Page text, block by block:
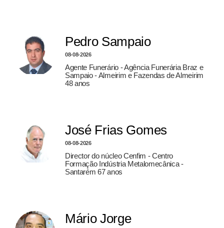
Pedro Sampaio
08-08-2026
Agente Funerário - Agência Funerária Braz e
Sampaio - Almeirim e Fazendas de Almeirim
48 anos
José Frias Gomes
08-08-2026
Director do núcleo Cenfim - Centro
Formação Indústria Metalomecânica -
Santarém 67 anos
Mário Jorge